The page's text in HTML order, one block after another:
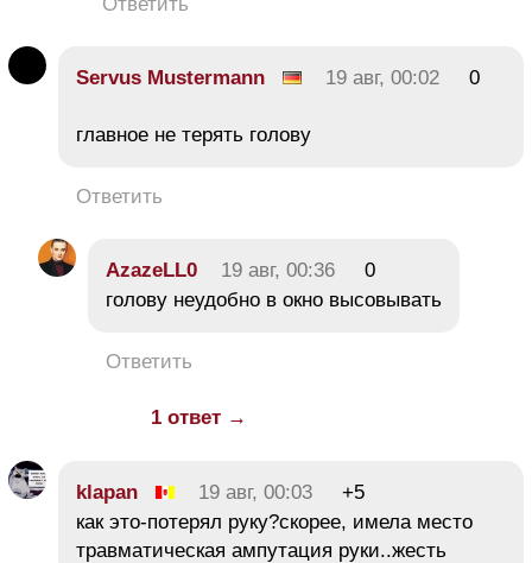
Servus Mustermann 19 авг, 00:02 0
главное не терять голову
Ответить
AzazeLL0 19 авг, 00:36
0
голову неудобно в окно высовывать
Ответить
1 ответ →
klapan 19 авг, 00:03
+5
как это-потерял руку?скорее, имела место
травматическая ампутация руки..жесть